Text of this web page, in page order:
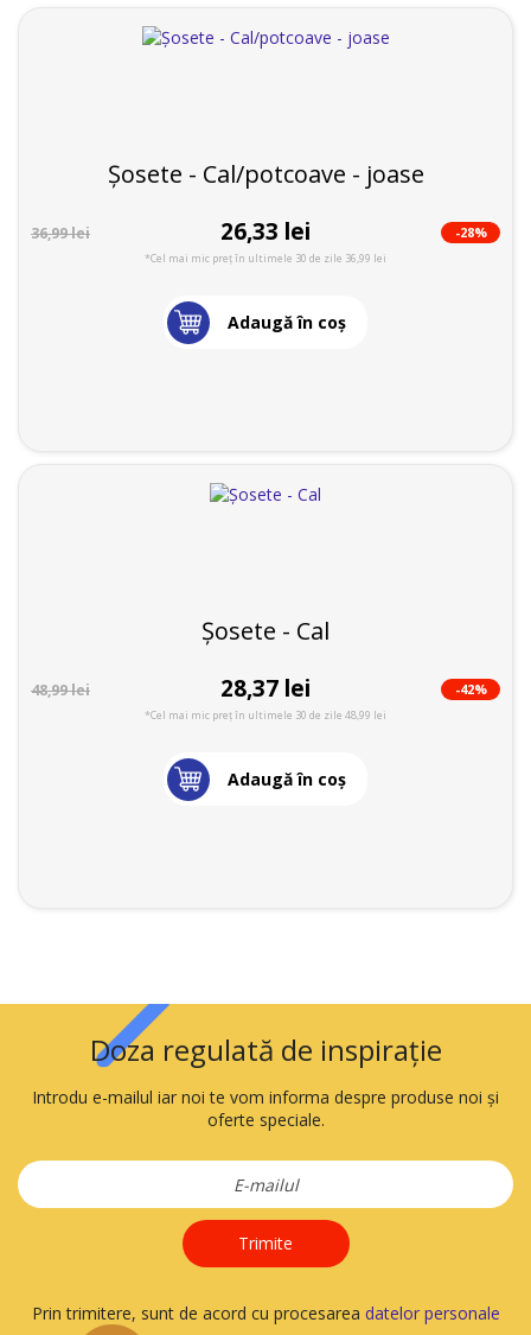
Șosete - Cal/potcoave - joase
36,99 lei 26,33 lei -28%
*Cel mai mic preț în ultimele 30 de zile 36,99 lei
Adaugă în coş
Șosete - Cal
48,99 lei 28,37 lei -42%
*Cel mai mic preț în ultimele 30 de zile 48,99 lei
Adaugă în coş
Doza regulată de inspirație
Introdu e-mailul iar noi te vom informa despre produse noi și
oferte speciale.
Trimite
Prin trimitere, sunt de acord cu procesarea datelor personale